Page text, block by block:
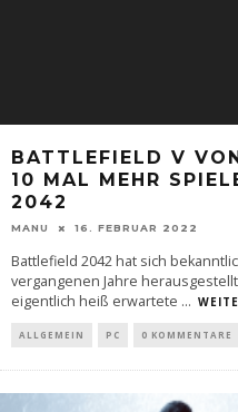
BATTLEFIELD V
10 MAL MEHR
2042
MANU 16. FEBRUAR 2022
Battlefield 2042 hat sich
vergangenen Jahre
eigentlich heiß erwartete ...
ALLGEMEIN PC 0 KOMMENTARE